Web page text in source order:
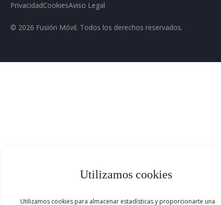
Utilizamos cookies
Utilizamos cookies para almacenar estadísticas y proporcionarte una
© 2026 Fusión Móvil. Todos los derechos reservados.
PrivacidadCookiesAviso Legal